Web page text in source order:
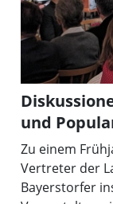
und
Zu einem
Vertreter der
Bayerstorfer